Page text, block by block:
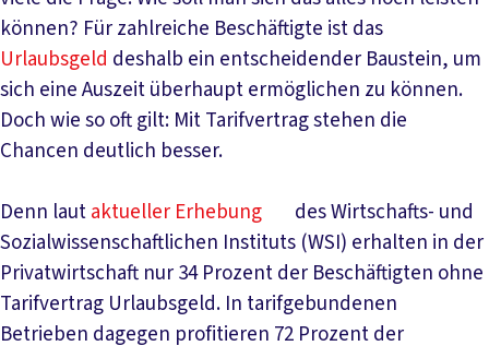
können? Für zahlreiche Beschäftigte ist das
Urlaubsgeld deshalb ein entscheidender Baustein, um
sich eine Auszeit überhaupt ermöglichen zu können.
Doch wie so oft gilt: Mit Tarifvertrag stehen die
Chancen deutlich besser.
Denn lautaktueller Erhebung
des Wirtschafts- und
Sozialwissenschaftlichen Instituts (WSI) erhalten in der
Privatwirtschaft nur 34 Prozent der Beschäftigten ohne
Tarifvertrag Urlaubsgeld. In tarifgebundenen
Betrieben dagegen profitieren 72 Prozent der